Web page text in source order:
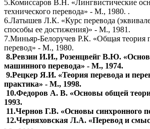
5.Комиссаров В.Н. «Лингвистические
технического перевода» - М., 1980. .
6.Латышев Л.К. «Курс перевода
способы ее достижения)» - М., 1981.
7.Миньяр-Белоручев Р.К. «Общая теория
перевод» - М., 1980.
8.Ревзин И.И., Розенцвейг В.Ю.
машинного перевода» - М., 1974.
9.Рецкер Я.И. «Теория перевода и
практика» - М., 1998.
10.Федоров А. В. «Основы общей
1993.
11.Чернов Г.В. «Основы синхронного
12.Черняховская Л.А. «Перевод и